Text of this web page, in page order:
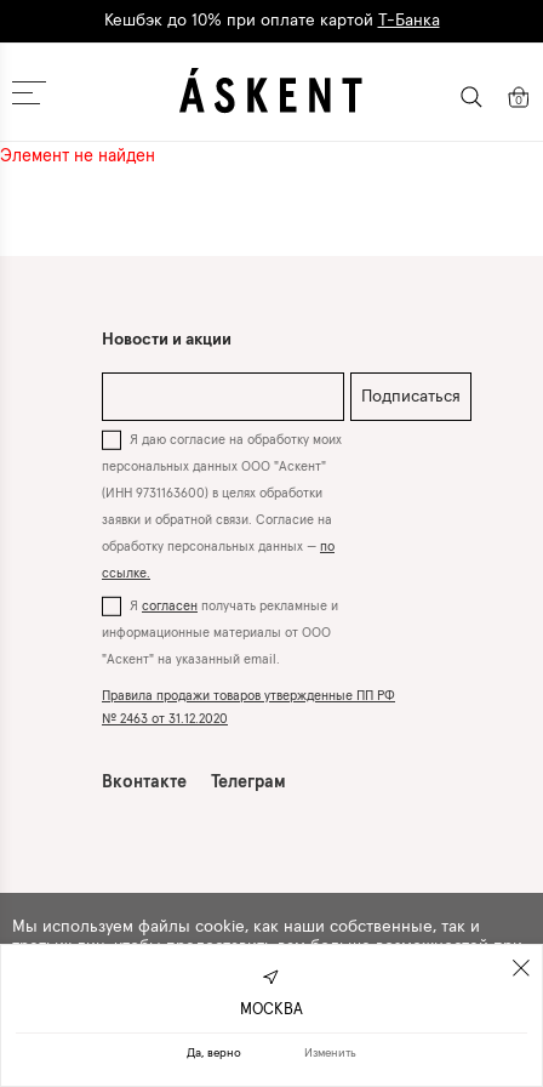
Кешбэк до 10% при оплате картой Т-Банка
Москва 0
Элемент не найден
Новости и акции
Подписаться
Я даю согласие на обработку моих
персональных данных ООО "Аскент"
(ИНН 9731163600) в целях обработки
заявки и обратной связи. Согласие на
обработку персональных данных — по
ссылке.
Я согласен получать рекламные и
информационные материалы от ООО
"Аскент" на указанный email.
Правила продажи товаров утвержденные ПП РФ
№ 2463 от 31.12.2020
Вконтакте Телеграм
Мы используем файлы cookie, как наши собственные, так и
третьих лиц, чтобы предоставить вам больше возможностей при
использовании сайта. Продолжая навигацию по сайту, вы
с их использованием .
МОСКВА
Да, верно Изменить